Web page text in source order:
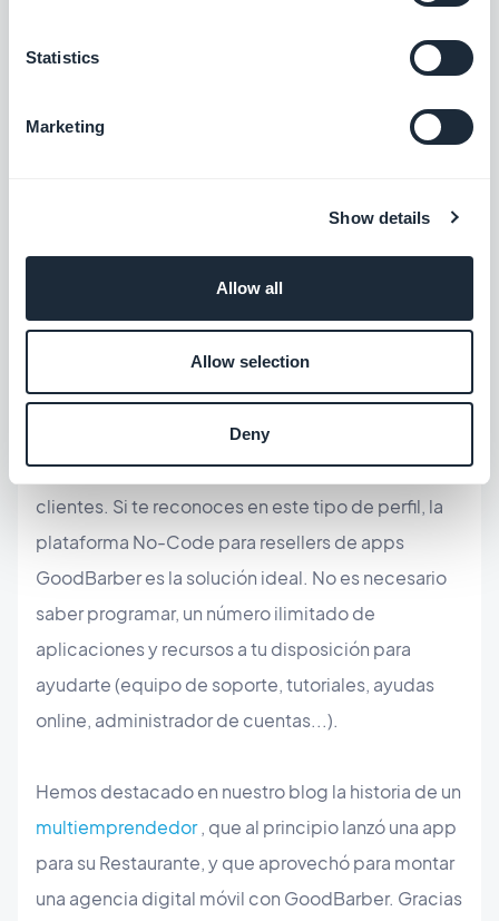
Statistics
Marketing
Show details
Allow all
Allow selection
Deny
multiemprendedores. Estas personas suelen tener
especializan en un negocio y se dan cuenta de que
sus pares tienen una necesidad creciente de
aplicaciones. En este caso, no son
necesariamente expertos en aplicaciones, pero
conocen su industria a la perfección. Para que
sepan cuáles son las necesidades de ese sector
en particular. Esta es una fortaleza en sí misma y les
permite adquirir rápidamente los primeros
clientes. Si te reconoces en este tipo de perfil, la
plataforma No-Code para resellers de apps
GoodBarber es la solución ideal. No es necesario
saber programar, un número ilimitado de
aplicaciones y recursos a tu disposición para
ayudarte (equipo de soporte, tutoriales, ayudas
online, administrador de cuentas...).
Hemos destacado en nuestro blog la historia de un
multiemprendedor, que al principio lanzó una app
para su Restaurante, y que aprovechó para montar
una agencia digital móvil con GoodBarber. Gracias